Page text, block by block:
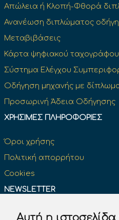
Απώλεια ή Κλοπή-Φθορά
Ανανέωση διπλώματος
Μεταβιβάσεις
Κάρτα ψηφιακού ταχογράφου
Σύστημα Ελέγχου
Οδήγηση μηχανής με
Προσωρινή Άδεια Οδήγησης
ΧΡΉΣΙΜΕΣ ΠΛΗΡΟΦΟΡΊΕΣ
Όροι χρήσης
Πολιτική απορρήτου
Cookies
NEWSLETTER